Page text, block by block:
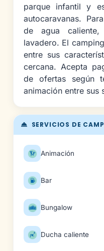
SERVICIOS DE
Animación
Bar
Bungalow
Ducha caliente
parque infantil y
autocaravanas.
de agua
lavadero. El
entre sus
cercana. Acepta
de ofertas según
animación entre sus